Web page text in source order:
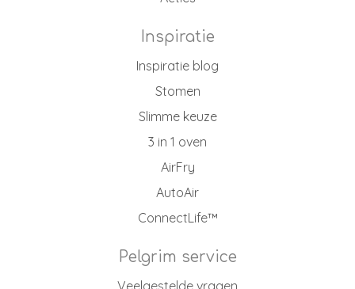
Inspiratie
Inspiratie blog
Stomen
Slimme keuze
3 in 1 oven
AirFry
AutoAir
ConnectLife™
Pelgrim service